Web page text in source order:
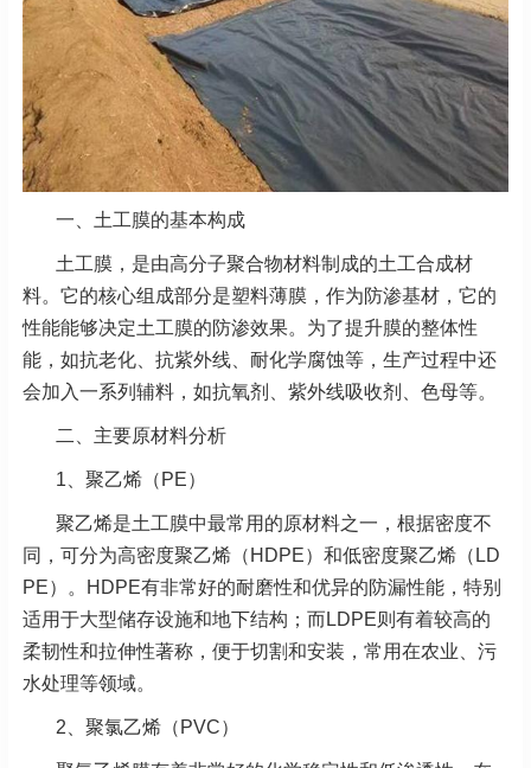
一、土工膜的基本构成
土工膜，是由高分子聚合物材料制成的土工合成材
料。它的核心组成部分是塑料薄膜，作为防渗基材，它的
性能能够决定土工膜的防渗效果。为了提升膜的整体性
能，如抗老化、抗紫外线、耐化学腐蚀等，生产过程中还
会加入一系列辅料，如抗氧剂、紫外线吸收剂、色母等。
二、主要原材料分析
1、聚乙烯（PE）
聚乙烯是土工膜中最常用的原材料之一，根据密度不
同，可分为高密度聚乙烯（HDPE）和低密度聚乙烯（LD
PE）。HDPE有非常好的耐磨性和优异的防漏性能，特别
适用于大型储存设施和地下结构；而LDPE则有着较高的
柔韧性和拉伸性著称，便于切割和安装，常用在农业、污
水处理等领域。
2、聚氯乙烯（PVC）